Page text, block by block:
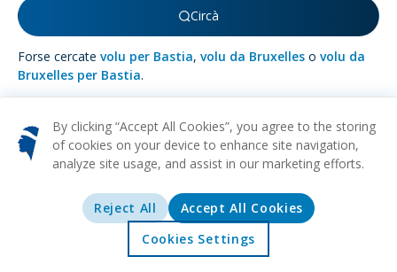
Offerte Esplurazione
Circà
Forse cercate volu per Bastia, volu da Bruxelles o volu da
Bruxelles per Bastia.
Di più nantu àBruxelles
ARTE CULTURALE CULINARIU ARCHITETTURA
Esplora l'allure di Bruxelles, a capitale vibrante di u Belgio—una
tappezzeria di storia ricca, incantu culturale, è l'epicentru
animatu di a pulitica europea. Sta metropoli storica ma
By clicking “Accept All Cookies”, you agree to the storing
of cookies on your device to enhance site navigation,
analyze site usage, and assist in our marketing efforts.
Reject All
Accept All Cookies
Cookies Settings